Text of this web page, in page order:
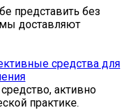
представить без
доставляют
средства для
активно
практике.